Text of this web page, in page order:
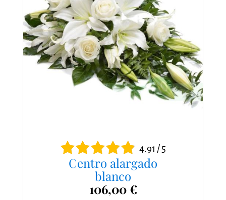
4.91 / 5
Centro alargado
blanco
106,00 €